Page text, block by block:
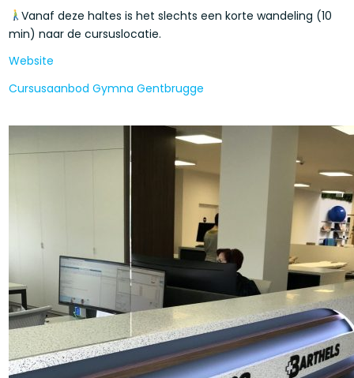
Vanaf deze haltes is het slechts een korte wandeling (10
min) naar de cursuslocatie.
Website
Cursusaanbod Gymna Gentbrugge